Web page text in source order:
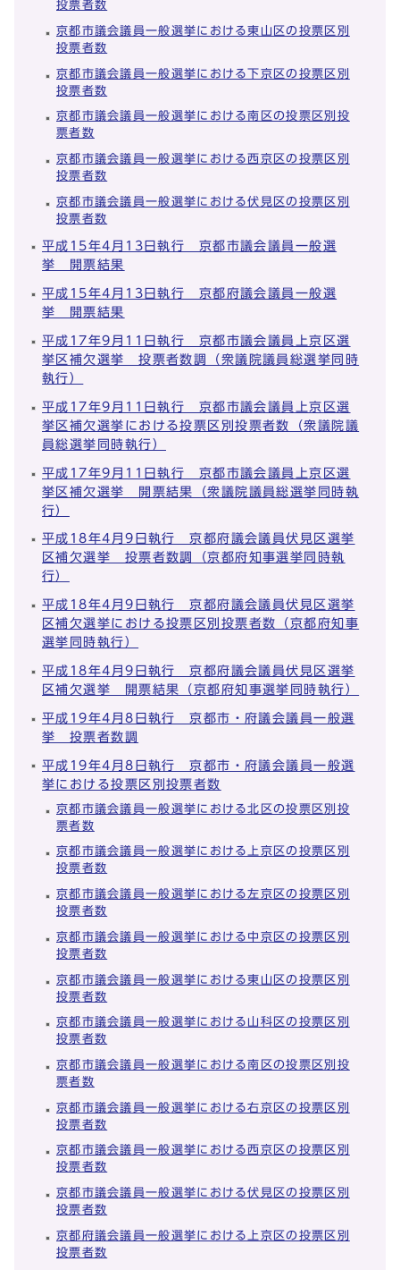
投票者数
京都市議会議員一般選挙における東山区の投票区別
投票者数
京都市議会議員一般選挙における下京区の投票区別
投票者数
京都市議会議員一般選挙における南区の投票区別投
票者数
京都市議会議員一般選挙における西京区の投票区別
投票者数
京都市議会議員一般選挙における伏見区の投票区別
投票者数
平成15年4月13日執行 京都市議会議員一般選
挙 開票結果
平成15年4月13日執行 京都府議会議員一般選
挙 開票結果
平成17年9月11日執行 京都市議会議員上京区選
挙区補欠選挙 投票者数調（衆議院議員総選挙同時
執行）
平成17年9月11日執行 京都市議会議員上京区選
挙区補欠選挙における投票区別投票者数（衆議院議
員総選挙同時執行）
平成17年9月11日執行 京都市議会議員上京区選
挙区補欠選挙 開票結果（衆議院議員総選挙同時執
行）
平成18年4月9日執行 京都府議会議員伏見区選挙
区補欠選挙 投票者数調（京都府知事選挙同時執
行）
平成18年4月9日執行 京都府議会議員伏見区選挙
区補欠選挙における投票区別投票者数（京都府知事
選挙同時執行）
平成18年4月9日執行 京都府議会議員伏見区選挙
区補欠選挙 開票結果（京都府知事選挙同時執行）
平成19年4月8日執行 京都市・府議会議員一般選
挙 投票者数調
平成19年4月8日執行 京都市・府議会議員一般選
挙における投票区別投票者数
京都市議会議員一般選挙における北区の投票区別投
票者数
京都市議会議員一般選挙における上京区の投票区別
投票者数
京都市議会議員一般選挙における左京区の投票区別
投票者数
京都市議会議員一般選挙における中京区の投票区別
投票者数
京都市議会議員一般選挙における東山区の投票区別
投票者数
京都市議会議員一般選挙における山科区の投票区別
投票者数
京都市議会議員一般選挙における南区の投票区別投
票者数
京都市議会議員一般選挙における右京区の投票区別
投票者数
京都市議会議員一般選挙における西京区の投票区別
投票者数
京都市議会議員一般選挙における伏見区の投票区別
投票者数
京都府議会議員一般選挙における上京区の投票区別
投票者数